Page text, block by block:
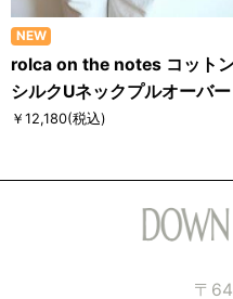
NEW
rolca on the notes コット
シルクUネックプルオーバー
￥12,180(税込)
〒